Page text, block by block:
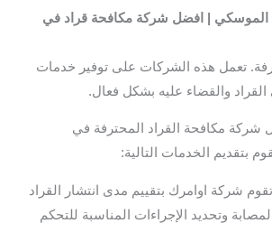
الموسكي | افضل شركة مكافحة قراد في
تعمل هذه الشركات على توفير خدمات
والقضاء عليه بشكل فعال.
شركة مكافحة القراد المحترفة في
بتقديم الخدمات التالية:
تقوم شركة اوامرك بتقييم مدى انتشار القراد
وتحديد الإجراءات المناسبة للتحكم